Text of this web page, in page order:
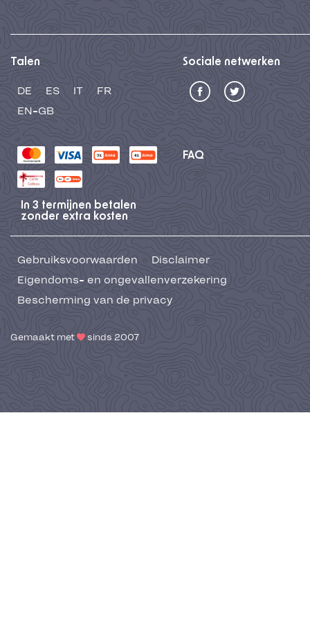
Talen
DE ES IT
FR
EN-GB
Sociale netwerken
FAQ
In 3 termijnen betalen
zonder extra kosten
Gebruiksvoorwaarden
Disclaimer
Eigendoms- en ongevallenverzekering
Bescherming van de privacy
Gemaakt met sinds 2007